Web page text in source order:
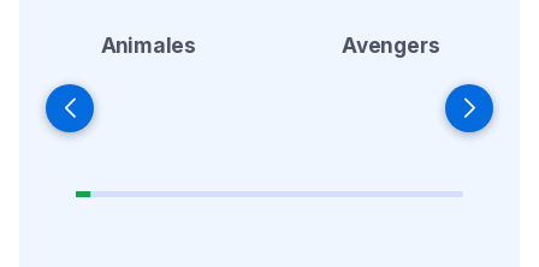
Animales Avengers